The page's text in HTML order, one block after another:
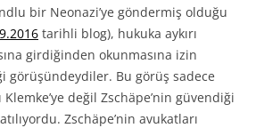
bir Neonazi’ye göndermiş olduğu
tarihli blog), hukuka aykırı
girdiğinden okunmasına izin
görüşündeydiler. Bu görüş sadece
Klemke’ye değil Zschäpe’nin güvendiği
Zschäpe’nin avukatları